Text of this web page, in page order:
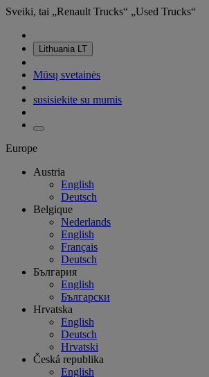
Sveiki, tai „Renault Trucks“ „Used Trucks“
Lithuania LT
Mūsų svetainės
susisiekite su mumis
Europe
Austria
English
Deutsch
Belgique
Nederlands
English
Français
Deutsch
България
English
Български
Hrvatska
English
Deutsch
Hrvatski
Česká republika
English